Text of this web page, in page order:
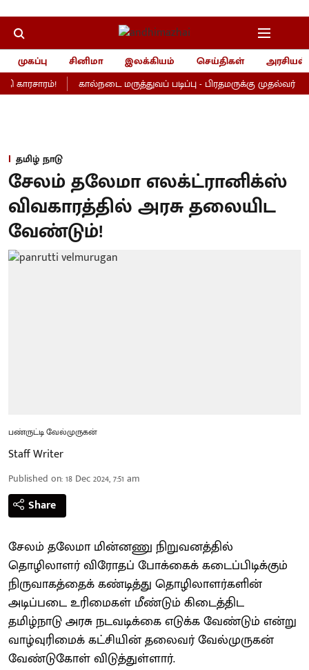
முகப்பு சினிமா இலக்கியம் செய்திகள்
அரசியல்
கால்நடை மருத்துவப் படிப்பு - பிரதமருக்கு முதல்வர்
தமிழ் நாடு
சேலம் தலேமா எலக்ட்ரானிக்ஸ்
விவகாரத்தில் அரசு தலையிட
வேண்டும்!
பண்ருட்டி வேல்முருகன்
Staff Writer
Published on:18 Dec 2024, 7:51 am
Share
சேலம் தலேமா மின்னணு நிறுவனத்தில்
தொழிலாளர் விரோதப் போக்கைக் கடைப்பிடிக்கும்
நிருவாகத்தைக் கண்டித்து தொழிலாளர்களின்
அடிப்படை உரிமைகள் மீண்டும் கிடைத்திட
தமிழ்நாடு அரசு நடவடிக்கை எடுக்க வேண்டும் என்று
வாழ்வுரிமைக் கட்சியின் தலைவர் வேல்முருகன்
வேண்டுகோள் விடுத்துள்ளார்.